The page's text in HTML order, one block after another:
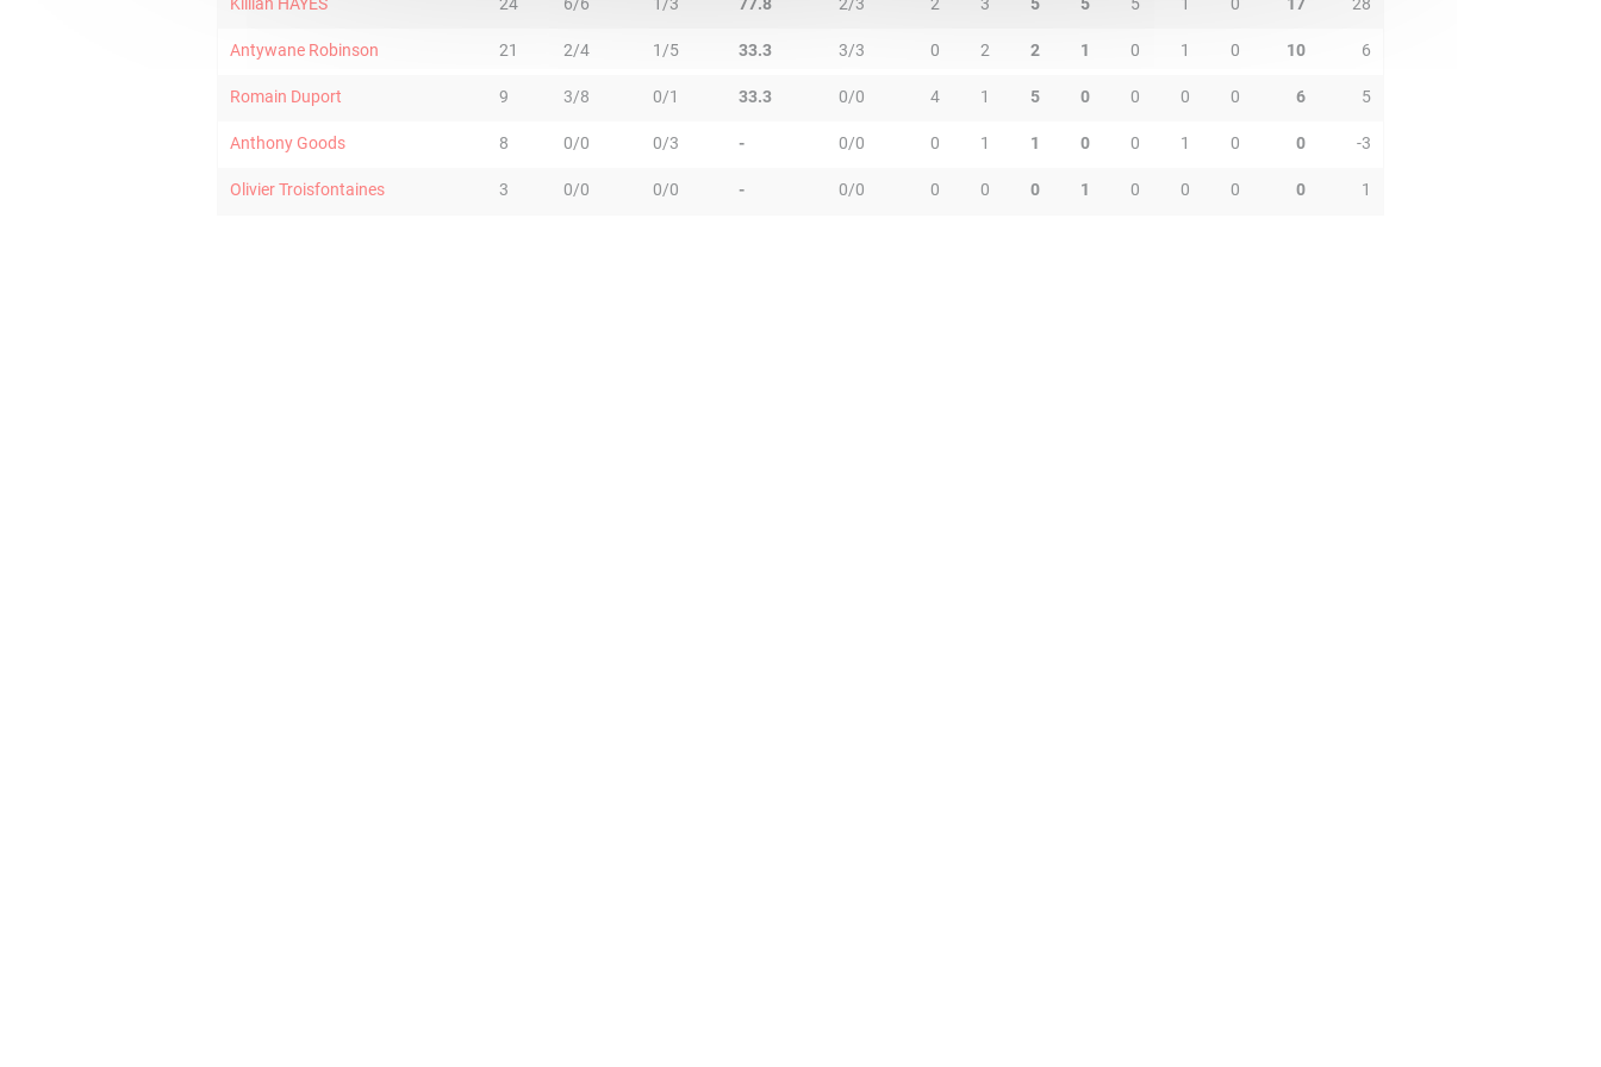
Antywane Robinson 21 2/4 1/5 33.3 3/3 0 2 2 1 0 1 0 10 6
Romain Duport 9 3/8 0/1 33.3 0/0 4 1 5 0 0 0 0 6 5
Anthony Goods 8 0/0 0/3 - 0/0 0 1 1 0 0 1 0 0 -3
Olivier Troisfontaines 3 0/0 0/0 - 0/0 0 0 0 1 0 0 0 0 1